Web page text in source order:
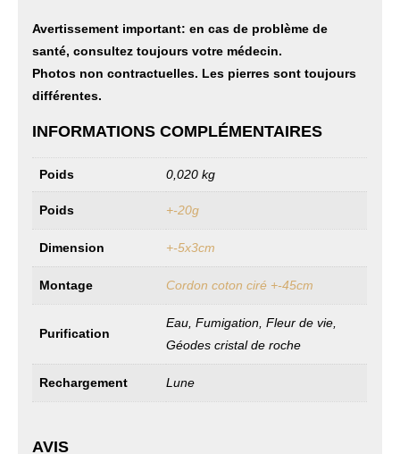
Avertissement important: en cas de problème de
santé, consultez toujours votre médecin.
Photos non contractuelles. Les pierres sont toujours
différentes.
INFORMATIONS COMPLÉMENTAIRES
Poids 0,020 kg
Poids +-20g
Dimension +-5x3cm
Montage Cordon coton ciré +-45cm
Purification
Eau, Fumigation, Fleur de vie,
Géodes cristal de roche
Rechargement Lune
AVIS